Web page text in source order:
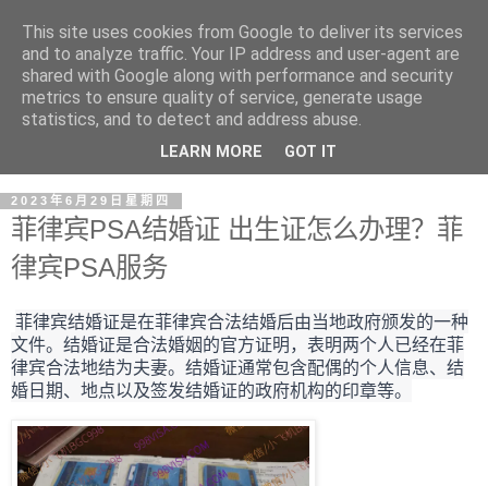
2023年6月29日星期四
菲律宾PSA结婚证 出生证怎么办理？菲
律宾PSA服务
菲律宾结婚证是在菲律宾合法结婚后由当地政府颁发的一种
文件。结婚证是合法婚姻的官方证明，表明两个人已经在菲
律宾合法地结为夫妻。结婚证通常包含配偶的个人信息、结
婚日期、地点以及签发结婚证的政府机构的印章等。
This site uses cookies from Google to deliver its services
and to analyze traffic. Your IP address and user-agent are
shared with Google along with performance and security
metrics to ensure quality of service, generate usage
statistics, and to detect and address abuse.
LEARN MORE GOT IT